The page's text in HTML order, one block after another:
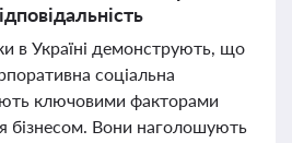
в Україні демонструють, що
соціальна
ключовими факторами
бізнесом. Вони наголошують